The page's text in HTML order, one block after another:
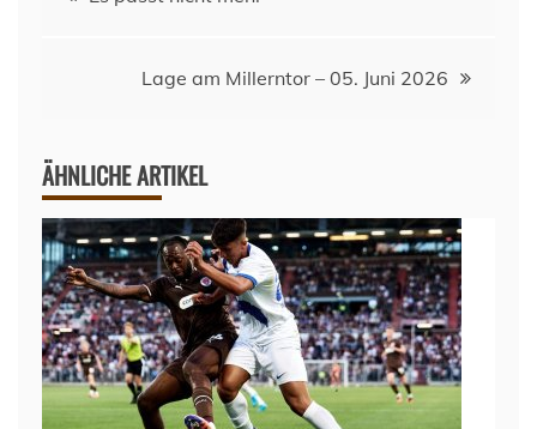
Lage am Millerntor – 05. Juni 2026
ÄHNLICHE ARTIKEL